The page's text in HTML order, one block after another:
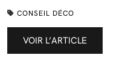
CONSEIL DÉCO
VOIR L’ARTICLE